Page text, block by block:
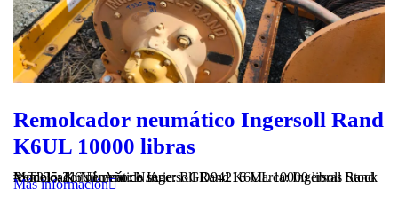
Remolcador neumático Ingersoll Rand
K6UL 10000 libras
Remolcador neumático Ingersoll Rand K6UL 10000 libras Stock #: T335-21 Número de serie: RGD94216 Marca: Ingersoll Rand Modelo: K6UL Año: N/A
Más información